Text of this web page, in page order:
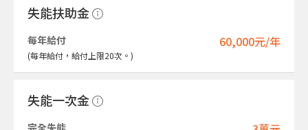
失能扶助金
每年給付 60,000元/年
(每年給付，給付上限20次。)
失能一次金
完全失能